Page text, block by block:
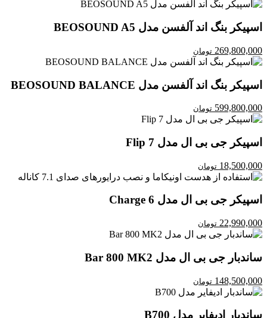
اسپیکر بنگ اند آلفسن مدل BEOSOUND A5
269,800,000 تومان
اسپیکر بنگ اند آلفسن مدل BEOSOUND BALANCE
599,800,000 تومان
اسپیکر جی بی ال مدل Flip 7
18,500,000 تومان
اسپیکر جی بی ال مدل Charge 6
22,990,000 تومان
ساندبار جی بی ال مدل Bar 800 MK2
148,500,000 تومان
ساندبار ادیفایر مدل B700